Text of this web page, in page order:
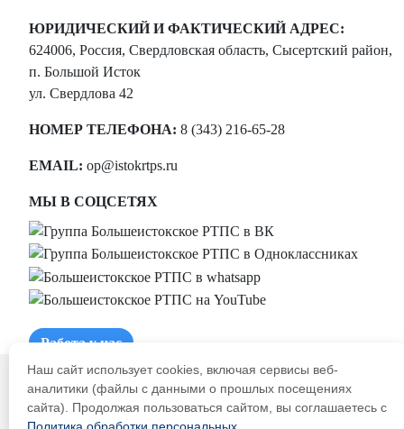
ЮРИДИЧЕСКИЙ И ФАКТИЧЕСКИЙ АДРЕС:
624006, Россия, Свердловская область, Сысертский район,
п. Большой Исток
ул. Свердлова 42
НОМЕР ТЕЛЕФОНА: 8 (343) 216-65-28
EMAIL: op@istokrtps.ru
МЫ В СОЦСЕТЯХ
Работа у нас
Наш сайт использует cookies, включая сервисы веб-
аналитики (файлы с данными о прошлых посещениях
сайта). Продолжая пользоваться сайтом, вы соглашаетесь с